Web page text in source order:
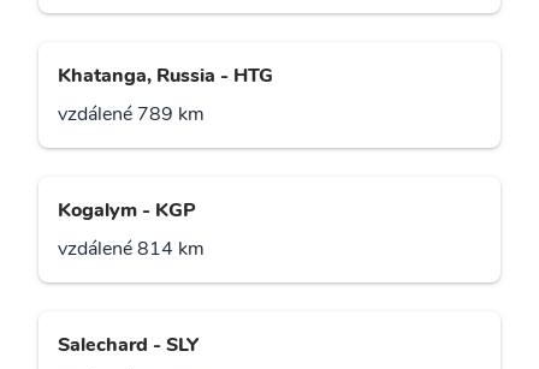
Khatanga, Russia - HTG
vzdálené 789 km
Kogalym - KGP
vzdálené 814 km
Salechard - SLY